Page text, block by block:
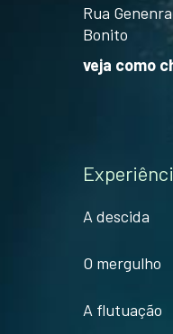
Rua
Bonito
veja como
A descida
O mergulho
A flutuação